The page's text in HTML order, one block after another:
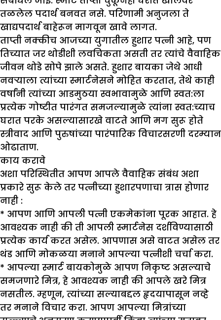
तळलेल पदार्थ बनवत नसे. परिणामी अनुजला ते
खाद्यपदार्थ बाहेरून मागवून खावे लागत.
ताप्ती नक्कीच आजच्या युगातील हुशार पत्नी आहे, पण
तिच्यात जर थोडीशी लवचिकता असती तर त्यांचे वैवाहिक
जीवन थोडे सोपे झाले असते. हुशार बायका जेथे आधी
नवऱ्याला त्यांच्या स्मार्टनेसने मोहित करतात, तेथे काही
वर्षांनी त्यांच्या आडमुठया स्वभावामुळे आणि स्वत:ला
प्रत्येक गोष्टीत पारंगत समजल्यामुळे त्यांना स्वत:च्याच
घरात परके असल्यासारखे वाटते आणि मग सुरू होते
स्त्रीवाद आणि पुरुषांच्या पारंपारिक विचारसरणी दरम्यान
ओढाताण.
काय करावे
अशा परिस्थितीत आपण आपले वैवाहिक संबंध अशा
प्रकारे सुरू केले तर पत्नीच्या हुशारपणाचा त्रास होणार
नाही :
* आपण आणि आपली पत्नी एकमेकांना पूरक आहात. हे
आवश्यक नाही की ती आपली स्मार्टनेस दर्शविण्यासाठी
प्रत्येक कार्य करत असेल. आपणास असे वाटत असेल तर
थंड आणि मोकळया मनाने आपल्या पत्नीशी चर्चा करा.
* आपल्या स्मार्ट बायकोमुळे आपण निकृष्ट असल्याचे
समजणारे मित्र, हे आवश्यक नाही की आपले खरे मित्र
नसतील. म्हणून, त्यांच्या सल्याबद्दल हृदयापासून नव्हे
तर मनाने विचार करा. आपण आपल्या मित्रांच्या